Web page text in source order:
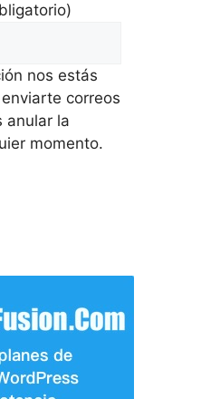
nos estás
correos
anular la
momento.